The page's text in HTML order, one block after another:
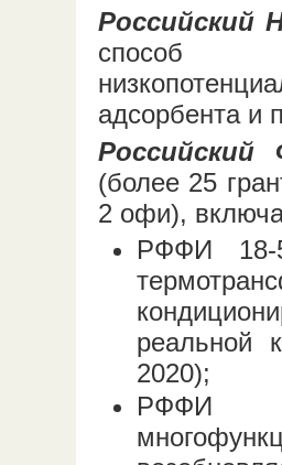
Российский
способ
адсорбента и
Российский
(более 25
2 офи),
РФФИ 18-
реальной
2020);
РФФИ